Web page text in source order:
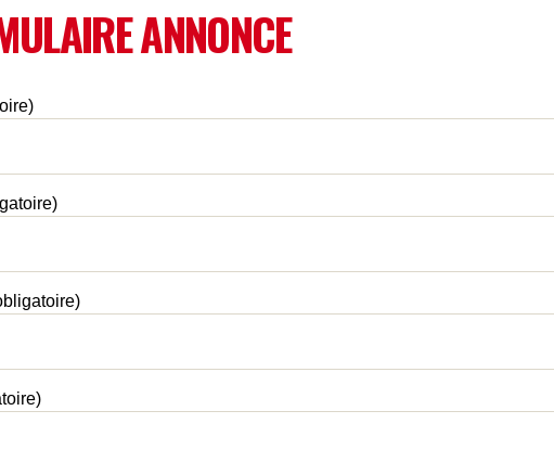
ANNONCE